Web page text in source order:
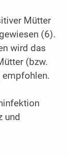
Mütter
(6).
wird das
(bzw.
empfohlen.
und